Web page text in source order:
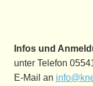
Infos und
unter Telefon
E-Mail an